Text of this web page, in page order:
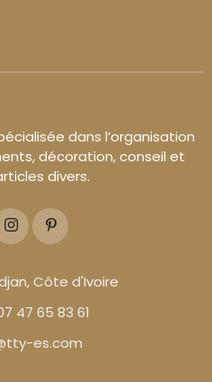
dans l’organisation
décoration, conseil et
divers.
Côte d'Ivoire
47 65 83 61
es.com